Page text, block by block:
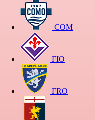
COM
FIO
FRO